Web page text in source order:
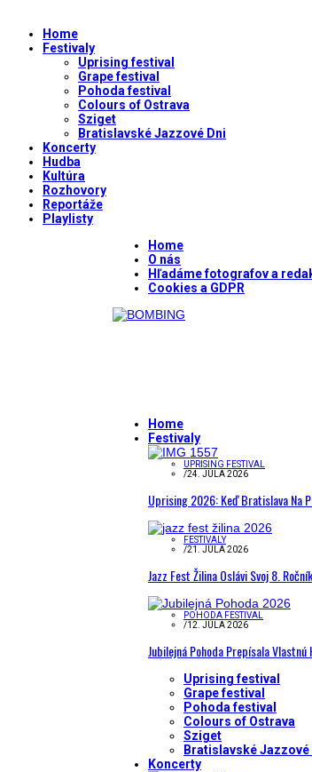
Home
Festivaly
Uprising festival
Grape festival
Pohoda festival
Colours of Ostrava
Sziget
Bratislavské Jazzové Dni
Koncerty
Hudba
Kultúra
Rozhovory
Reportáže
Playlisty
Home
O nás
Hľadáme fotografov a
Cookies a GDPR
Home
Festivaly
UPRISING FESTIVAL
/24. JÚLA 2026
Uprising 2026: Keď Bratislava Na
FESTIVALY
/21. JÚLA 2026
Jazz Fest Žilina Oslávi Svoj 8.
POHODA FESTIVAL
/12. JÚLA 2026
Jubilejná Pohoda Prepísala
Uprising festival
Grape festival
Pohoda festival
Colours of Ostrava
Sziget
Bratislavské Jazzové
Koncerty